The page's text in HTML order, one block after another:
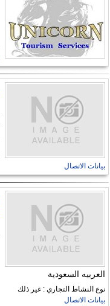
بيانات الاتصال
العربيه السعودية
نوع النشاط التجاري : غير ذلك
بيانات الاتصال